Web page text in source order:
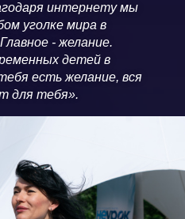
интернету мы
уголке мира в
- желание.
детей в
есть желание, вся
для тебя».